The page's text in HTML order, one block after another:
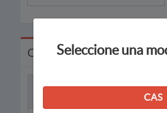
Convocatorias
Seleccione una
CAS